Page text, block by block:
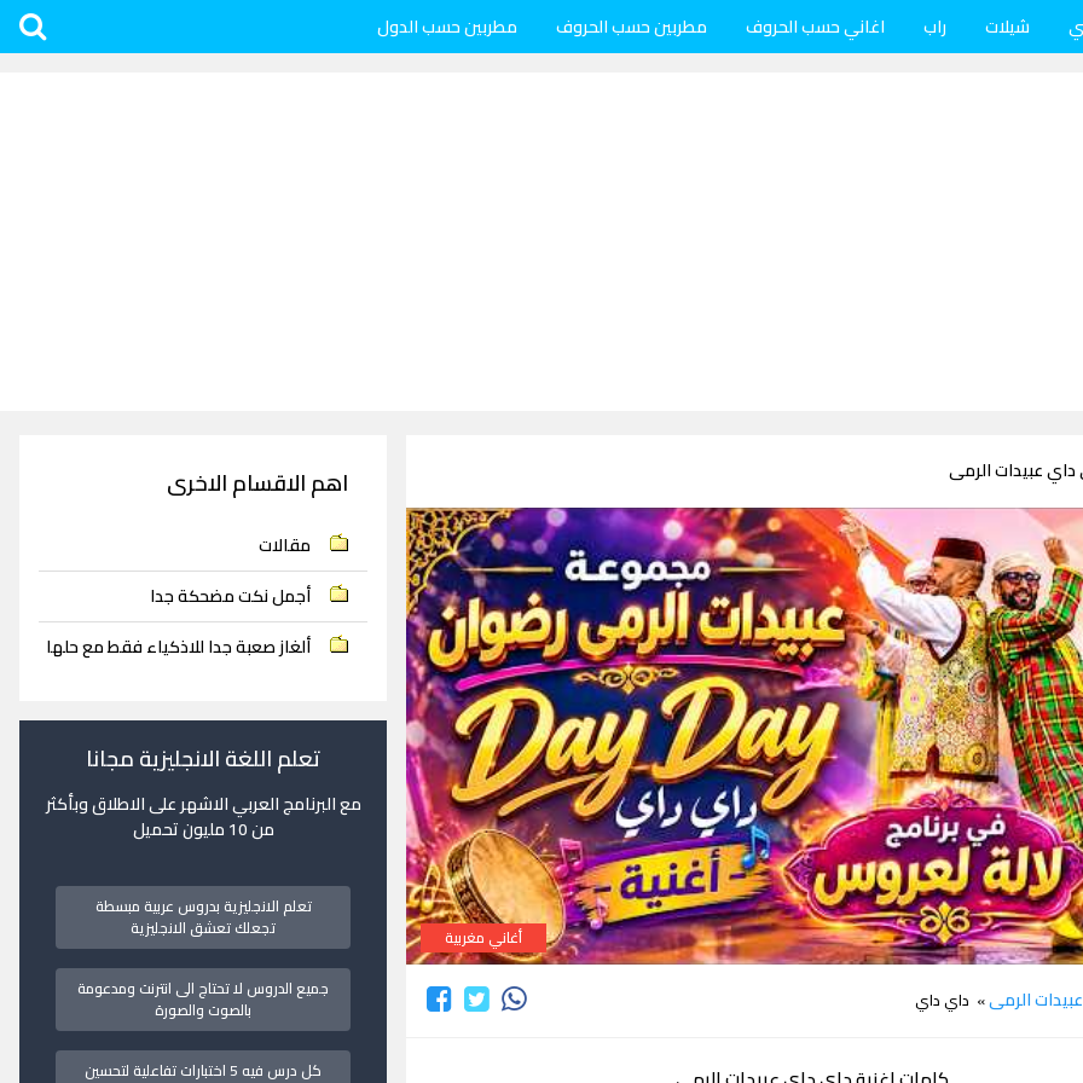
شيلات راب اغاني حسب الحروف مطربين حسب الحروف مطربين حسب الدول
عبيدات الرمى
أغاني مغربية
الرمى» داي داي
اهم الاقسام الاخرى
مقالات
أجمل نكت مضحكة جدا
ألغاز صعبة جدا للاذكياء فقط مع حلها
تعلم اللغة الانجليزية مجانا
مع البرنامج العربي الاشهر على الاطلاق وبأكثر
من 10 مليون تحميل
تعلم الانجليزية بدروس عربية مبسطة
تجعلك تعشق الانجليزية
جميع الدروس لا تحتاج الى انترنت ومدعومة
بالصوت والصورة
كل درس فيه 5 اختبارات تفاعلية لتحسين